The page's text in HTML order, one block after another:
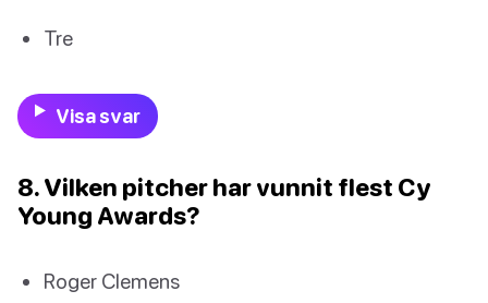
Tre
Visa svar
8. Vilken pitcher har vunnit flest Cy
Young Awards?
Roger Clemens